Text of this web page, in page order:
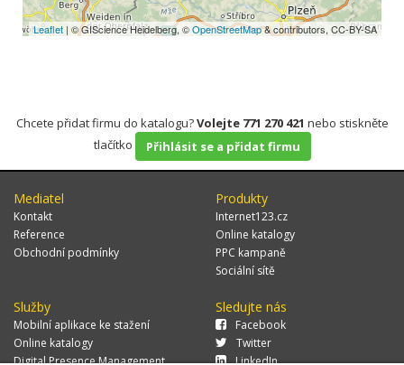
Leaflet| © GIScience Heidelberg, ©OpenStreetMap& contributors, CC-BY-SA
Chcete přidat firmu do katalogu?Volejte 771 270 421 nebo stiskněte
tlačítko
Přihlásit se a přidat firmu
Mediatel
Kontakt
Reference
Obchodní podmínky
Produkty
Internet123.cz
Online katalogy
PPC kampaně
Sociální sítě
Služby
Mobilní aplikace ke stažení
Online katalogy
Digital Presence Management
Sledujte nás
Facebook
Twitter
LinkedIn